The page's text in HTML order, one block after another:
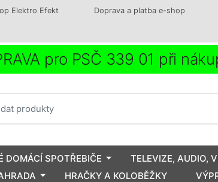
Elektro Efekt Doprava a platba e-shop
pro PSČ 339 01 při
DOMÁCÍ SPOTŘEBIČE TELEVIZE, AUDIO,
HRAČKY A KOLOBĚŽKY